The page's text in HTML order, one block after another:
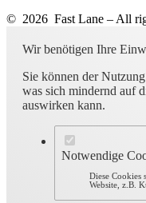
© 2026 Fast Lane – All
Wir benötigen Ihre
Sie können der
was sich mindernd auf
auswirken kann.
Notwendige
Diese Cookies
Website, z.B.